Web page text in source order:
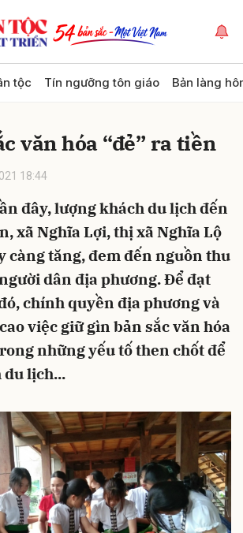
tộc Tín ngưỡng tôn giáo Bản làng
văn hóa “đẻ” ra tiền
18:44
đây, lượng khách du lịch đến
xã Nghĩa Lợi, thị xã Nghĩa Lộ
càng tăng, đem đến nguồn thu
dân địa phương. Để đạt
chính quyền địa phương và
việc giữ gìn bản sắc văn hóa
những yếu tố then chốt để
lịch...
Hủy Gửi